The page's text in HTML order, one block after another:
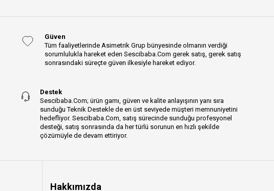
Güven
Tüm faaliyetlerinde Asimetrik Grup bünyesinde olmanın verdiği
sorumlulukla hareket eden Sescibaba.Com gerek satış, gerek satış
sonrasındaki süreçte güven ilkesiyle hareket ediyor.
Destek
Sescibaba.Com; ürün gamı, güven ve kalite anlayışının yanı sıra
sunduğu Teknik Destekle de en üst seviyede müşteri memnuniyetini
hedefliyor. Sescibaba.Com, satış sürecinde sunduğu profesyonel
desteği, satış sonrasında da her türlü sorunun en hızlı şekilde
çözümüyle de devam ettiriyor.
Hakkımızda